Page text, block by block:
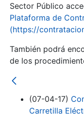
Sector Público
Plataforma de
(https://
También podrá
de los
(07-04-17)
Carretilla